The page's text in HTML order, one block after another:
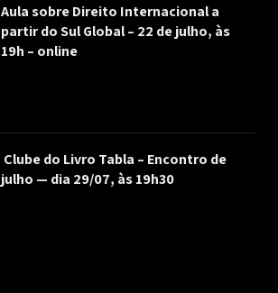
Aula sobre Direito Internacional a
partir do Sul Global – 22 de julho, às
19h – online
Clube do Livro Tabla – Encontro de
julho — dia 29/07, às 19h30